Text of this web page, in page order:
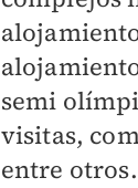
semi
visitas,
entre otros.